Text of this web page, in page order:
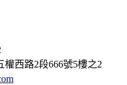
公
886-
五權西路2段666號5